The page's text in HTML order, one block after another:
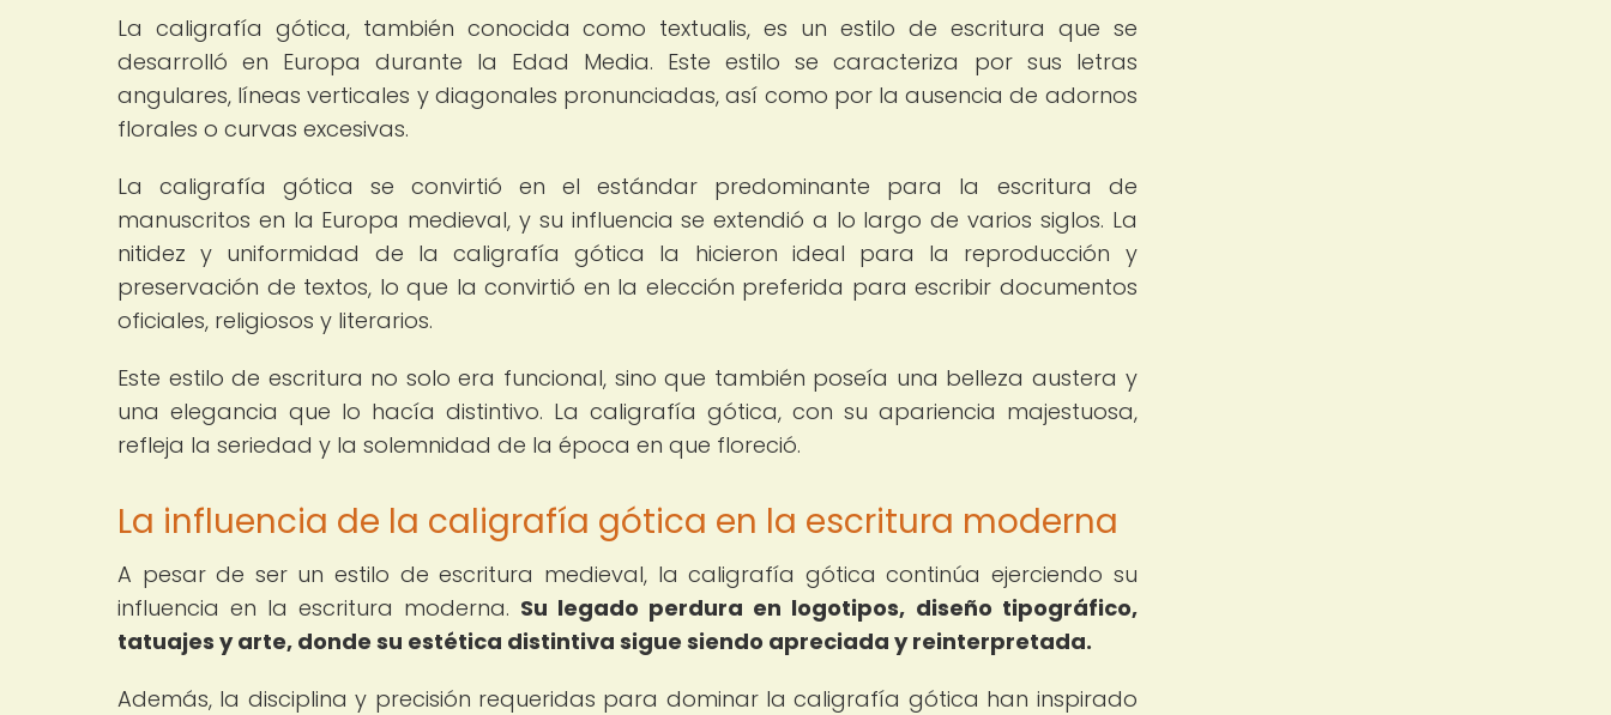
La caligrafía gótica, también conocida como textualis, es un estilo de escritura que se
desarrolló en Europa durante la Edad Media. Este estilo se caracteriza por sus letras
angulares, líneas verticales y diagonales pronunciadas, así como por la ausencia de adornos
florales o curvas excesivas.
La caligrafía gótica se convirtió en el estándar predominante para la escritura de
manuscritos en la Europa medieval, y su influencia se extendió a lo largo de varios siglos. La
nitidez y uniformidad de la caligrafía gótica la hicieron ideal para la reproducción y
preservación de textos, lo que la convirtió en la elección preferida para escribir documentos
oficiales, religiosos y literarios.
Este estilo de escritura no solo era funcional, sino que también poseía una belleza austera y
una elegancia que lo hacía distintivo. La caligrafía gótica, con su apariencia majestuosa,
refleja la seriedad y la solemnidad de la época en que floreció.
La influencia de la caligrafía gótica en la escritura moderna
A pesar de ser un estilo de escritura medieval, la caligrafía gótica continúa ejerciendo su
influencia en la escritura moderna. Su legado perdura en logotipos, diseño tipográfico,
tatuajes y arte, donde su estética distintiva sigue siendo apreciada y reinterpretada.
Además, la disciplina y precisión requeridas para dominar la caligrafía gótica han inspirado